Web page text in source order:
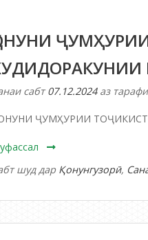
сабт07.12.2024аз тарафи
ҶУМҲУРИИ
шуд дар Қонунгузорӣ,